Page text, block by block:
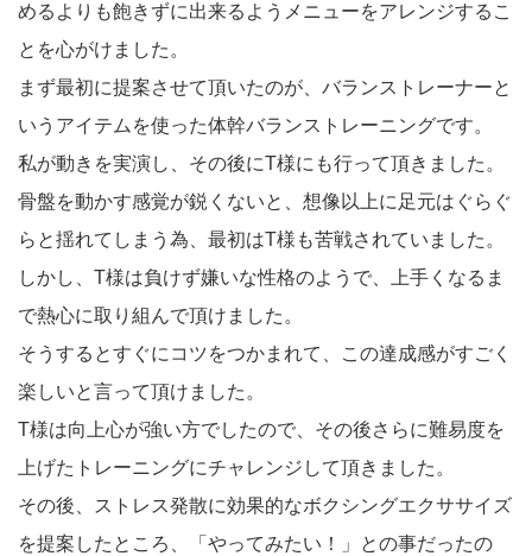
めるよりも飽きずに出来るようメニューをアレンジするこ
とを心がけました。
まず最初に提案させて頂いたのが、バランストレーナーと
いうアイテムを使った体幹バランストレーニングです。
私が動きを実演し、その後にT様にも行って頂きました。
骨盤を動かす感覚が鋭くないと、想像以上に足元はぐらぐ
らと揺れてしまう為、最初はT様も苦戦されていました。
しかし、T様は負けず嫌いな性格のようで、上手くなるま
で熱心に取り組んで頂けました。
そうするとすぐにコツをつかまれて、この達成感がすごく
楽しいと言って頂けました。
T様は向上心が強い方でしたので、その後さらに難易度を
上げたトレーニングにチャレンジして頂きました。
その後、ストレス発散に効果的なボクシングエクササイズ
を提案したところ、「やってみたい！」との事だったの